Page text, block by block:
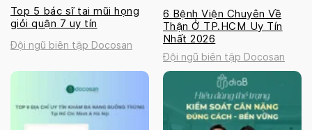
Top 5 bác sĩ tai mũi họng
giỏi quận 7 uy tín
Đội ngũ biên tập Docosan
6 Bệnh Viện Chuyên Về
Thận Ở TP.HCM Uy Tín
Nhất 2026
Đội ngũ biên tập Docosan